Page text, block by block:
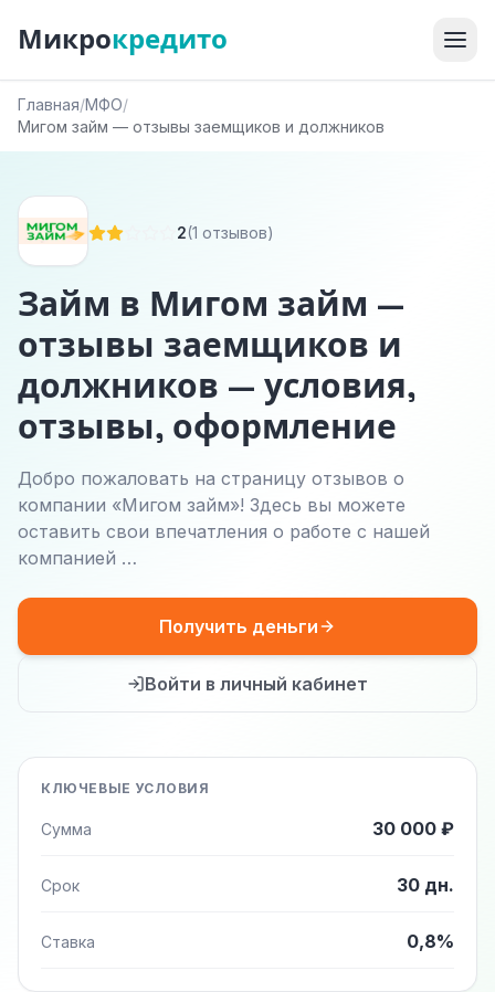
Микрокредито
Главная/МФО/
Мигом займ — отзывы заемщиков и должников
2(1 отзывов)
Займ в Мигом займ —
отзывы заемщиков и
должников — условия,
отзывы, оформление
Добро пожаловать на страницу отзывов о
компании «Мигом займ»! Здесь вы можете
оставить свои впечатления о работе с нашей
компанией …
Получить деньги
Войти в личный кабинет
КЛЮЧЕВЫЕ УСЛОВИЯ
Сумма 30 000 ₽
Срок 30 дн.
Ставка 0,8%